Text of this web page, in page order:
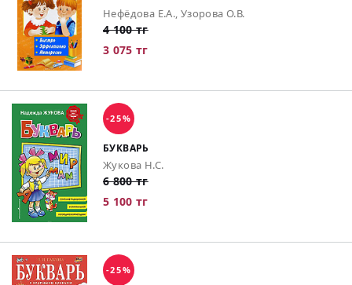
Нефёдова Е.А., Узорова О.В.
4 100 тг
3 075 тг
-25%
БУКВАРЬ
Жукова Н.С.
6 800 тг
5 100 тг
-25%